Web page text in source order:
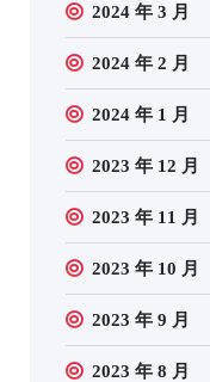
2024 年 3 月
2024 年 2 月
2024 年 1 月
2023 年 12 月
2023 年 11 月
2023 年 10 月
2023 年 9 月
2023 年 8 月